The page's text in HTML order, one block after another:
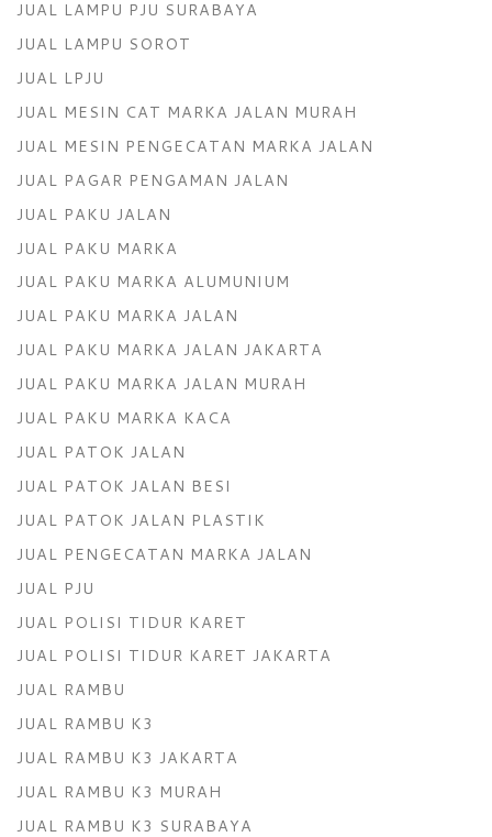
JUAL LAMPU PJU SURABAYA
JUAL LAMPU SOROT
JUAL LPJU
JUAL MESIN CAT MARKA JALAN MURAH
JUAL MESIN PENGECATAN MARKA JALAN
JUAL PAGAR PENGAMAN JALAN
JUAL PAKU JALAN
JUAL PAKU MARKA
JUAL PAKU MARKA ALUMUNIUM
JUAL PAKU MARKA JALAN
JUAL PAKU MARKA JALAN JAKARTA
JUAL PAKU MARKA JALAN MURAH
JUAL PAKU MARKA KACA
JUAL PATOK JALAN
JUAL PATOK JALAN BESI
JUAL PATOK JALAN PLASTIK
JUAL PENGECATAN MARKA JALAN
JUAL PJU
JUAL POLISI TIDUR KARET
JUAL POLISI TIDUR KARET JAKARTA
JUAL RAMBU
JUAL RAMBU K3
JUAL RAMBU K3 JAKARTA
JUAL RAMBU K3 MURAH
JUAL RAMBU K3 SURABAYA